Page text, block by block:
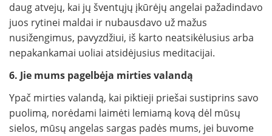
daug atvejų, kai jų šventųjų įkūrėjų angelai pažadindavo
juos rytinei maldai ir nubausdavo už mažus
nusižengimus, pavyzdžiui, iš karto neatsikėlusius arba
nepakankamai uoliai atsidėjusius meditacijai.
6. Jie mums pagelbėja mirties valandą
Ypač mirties valandą, kai piktieji priešai sustiprins savo
puolimą, norėdami laimėti lemiamą kovą dėl mūsų
sielos, mūsų angelas sargas padės mums, jei buvome